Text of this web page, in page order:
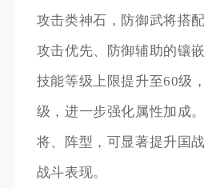
攻击类神石，防御武将搭
攻击优先、防御辅助的镶
技能等级上限提升至60级
级，进一步强化属性加成
将、阵型，可显著提升国
战斗表现。